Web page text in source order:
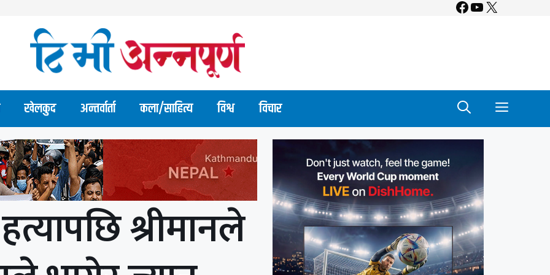
Facebook
YouTube
X
खेलकुद अन्तर्वार्ता कला/साहित्य विश्व विचार
श्रीमानले